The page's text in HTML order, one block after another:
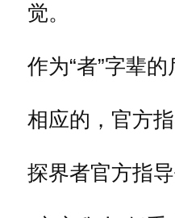
觉。
作为“者”字辈
相应的，官方
探界者官方指